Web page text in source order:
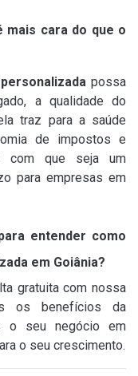
mais cara do que o
possa
a qualidade do
traz para a saúde
de impostos e
com que seja um
para empresas em
entender como
em Goiânia?
gratuita com nossa
os benefícios da
o seu negócio em
o seu crescimento.